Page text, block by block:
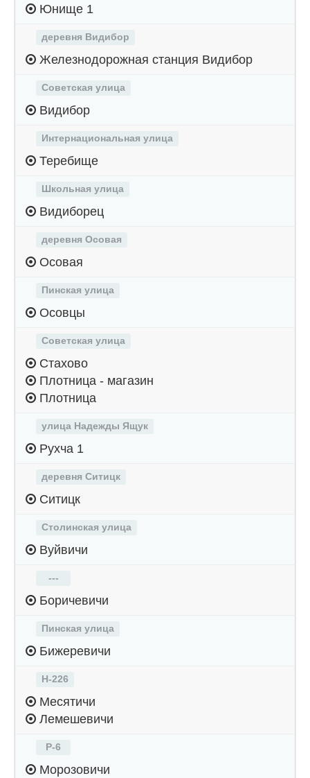
Юнище 1
деревня Видибор
Железнодорожная станция Видибор
Советская улица
Видибор
Интернациональная улица
Теребище
Школьная улица
Видиборец
деревня Осовая
Осовая
Пинская улица
Осовцы
Советская улица
Стахово
Плотница - магазин
Плотница
улица Надежды Ящук
Рухча 1
деревня Ситицк
Ситицк
Столинская улица
Вуйвичи
---
Боричевичи
Пинская улица
Бижеревичи
Н-226
Месятичи
Лемешевичи
Р-6
Морозовичи